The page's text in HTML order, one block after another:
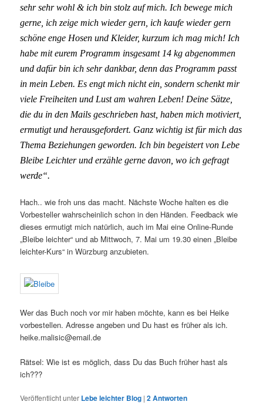
sehr sehr wohl & ich bin stolz auf mich. Ich bewege mich
gerne, ich zeige mich wieder gern, ich kaufe wieder gern
schöne enge Hosen und Kleider, kurzum ich mag mich! Ich
habe mit eurem Programm insgesamt 14 kg abgenommen
und dafür bin ich sehr dankbar, denn das Programm passt
in mein Leben. Es engt mich nicht ein, sondern schenkt mir
viele Freiheiten und Lust am wahren Leben! Deine Sätze,
die du in den Mails geschrieben hast, haben mich motiviert,
ermutigt und herausgefordert. Ganz wichtig ist für mich das
Thema Beziehungen geworden. Ich bin begeistert von Lebe
Bleibe Leichter und erzähle gerne davon, wo ich gefragt
werde“.
Hach.. wie froh uns das macht. Nächste Woche halten es die
Vorbesteller wahrscheinlich schon in den Händen. Feedback wie
dieses ermutigt mich natürlich, auch im Mai eine Online-Runde
„Bleibe leichter“ und ab Mittwoch, 7. Mai um 19.30 einen „Bleibe
leichter-Kurs“ in Würzburg anzubieten.
Wer das Buch noch vor mir haben möchte, kann es bei Heike
vorbestellen. Adresse angeben und Du hast es früher als ich.
heike.malisic@email.de
Rätsel: Wie ist es möglich, dass Du das Buch früher hast als
ich???
Veröffentlicht unter Lebe leichter Blog |2Antworten